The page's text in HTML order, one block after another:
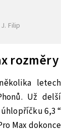
J. Filip
rozměry
letech
Už delší
6,3 “
Max dokonce